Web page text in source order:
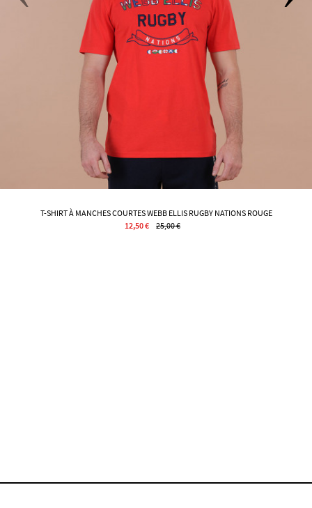
T-SHIRT À MANCHES COURTES WEBB ELLIS RUGBY NATIONS ROUGE
12,50 €
25,00 €